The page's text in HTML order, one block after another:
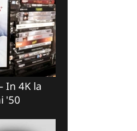
In 4K la
'50